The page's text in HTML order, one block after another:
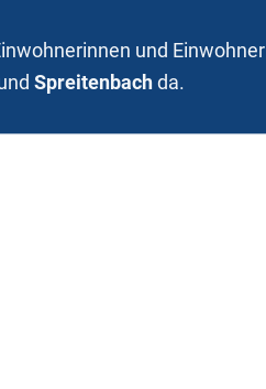
und Einwohner
Spreitenbachda.